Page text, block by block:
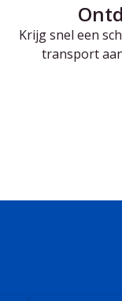
Krijg snel een
transport